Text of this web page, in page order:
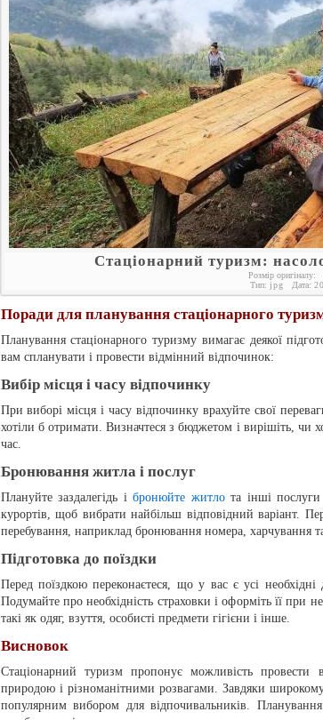
Стаціонарний туризм:
Розмір оригіналу:
Тип: jpg Дата:
Поради для планування стаціонарного
Планування стаціонарного туризму вимагає деякої
вам спланувати і провести відмінний відпочинок:
Вибір місця і часу відпочинку
При виборі місця і часу відпочинку врахуйте свої
хотіли б отримати. Визначтеся з бюджетом і вирішіть, чи
час.
Бронювання житла і послуг
Плануйте заздалегідь і бронюйте житлота інші послуги
курортів, щоб вибрати найбільш відповідний варіант.
перебування, наприклад бронювання номера, харчування
Підготовка до поїздки
Перед поїздкою переконаєтеся, що у вас є усі
Подумайте про необхідність страховки і оформіть її при
такі як одяг, взуття, особисті предмети гігієни і інше.
Висновок
Стаціонарний туризм пропонує можливість провести
природою і різноманітними розвагами. Завдяки
популярним вибором для відпочивальників.